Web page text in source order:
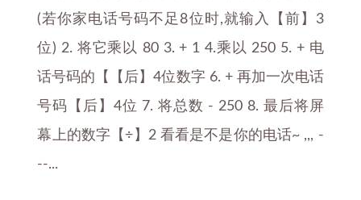
(若你家电话号码不足8位时,就输入【前】3
位) 2. 将它乘以 80 3. + 1 4.乘以 250 5. + 电
话号码的【【后】4位数字 6. + 再加一次电话
号码【后】4位 7. 将总数 - 250 8. 最后将屏
幕上的数字【÷】2 看看是不是你的电话~ ,,, -
--...